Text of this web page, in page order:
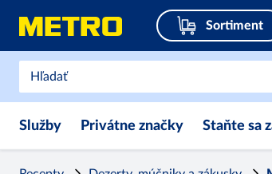
Sortiment
Služby Privátne značky Staňte sa